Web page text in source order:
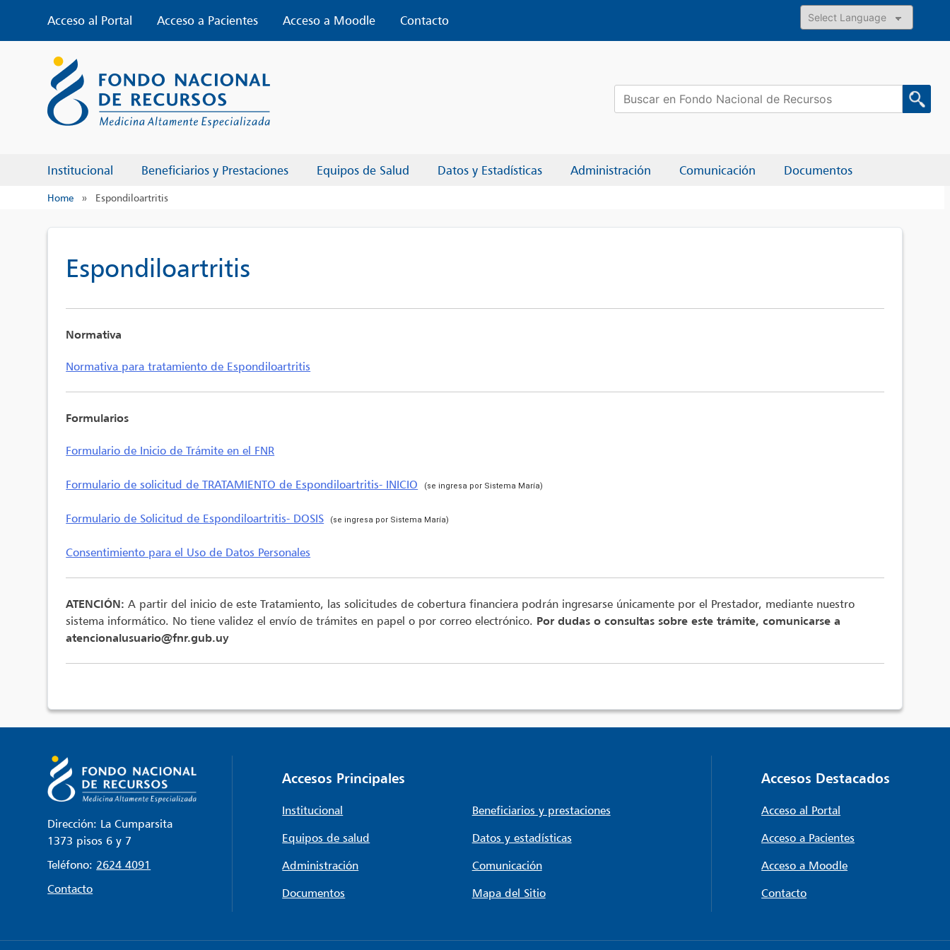
content
Acceso al Portal Acceso a Pacientes Acceso a Moodle
Contacto
Powered by
Institucional Beneficiarios y Prestaciones Equipos de Salud Datos y Estadísticas Administración Comunicación Documentos
Buscar:
Home » Espondiloartritis
Espondiloartritis
Normativa
Normativa para tratamiento de Espondiloartritis
Formularios
Formulario de Inicio de Trámite en el FNR
Formulario de solicitud de TRATAMIENTO de Espondiloartritis- INICIO (se ingresa por Sistema María)
Formulario de Solicitud de Espondiloartritis- DOSIS (se ingresa por Sistema María)
Consentimiento para el Uso de Datos Personales
ATENCIÓN: A partir del inicio de este Tratamiento, las solicitudes de cobertura financiera podrán ingresarse únicamente por el Prestador, mediante nuestro
sistema informático. No tiene validez el envío de trámites en papel o por correo electrónico. Por dudas o consultas sobre este trámite, comunicarse a
atencionalusuario@fnr.gub.uy
Dirección: La Cumparsita
1373 pisos 6 y 7
Teléfono: 2624 4091
Contacto
Accesos Principales
Institucional
Beneficiarios y prestaciones
Equipos de salud
Datos y estadísticas
Administración
Comunicación
Documentos
Mapa del Sitio
Accesos Destacados
Acceso al Portal
Acceso a Pacientes
Acceso a Moodle
Contacto